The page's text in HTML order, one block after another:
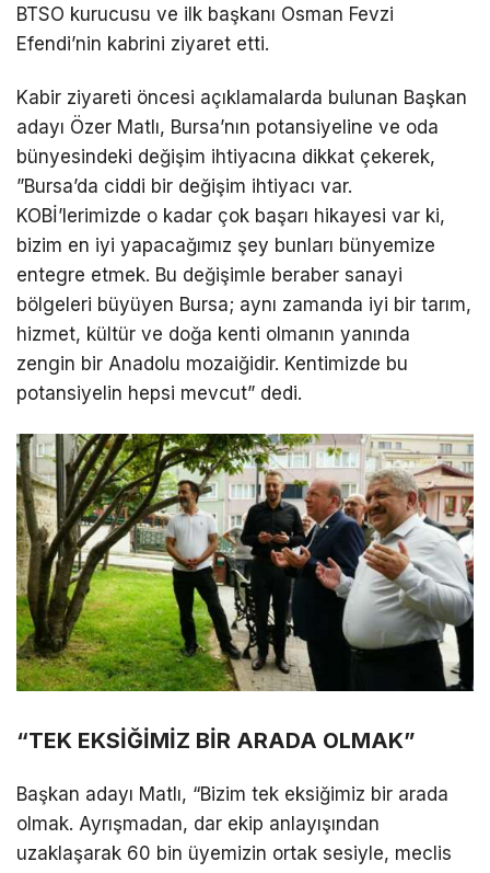
BTSO kurucusu ve ilk başkanı Osman Fevzi
Efendi’nin kabrini ziyaret etti.
​Kabir ziyareti öncesi açıklamalarda bulunan Başkan
adayı Özer Matlı, Bursa’nın potansiyeline ve oda
bünyesindeki değişim ihtiyacına dikkat çekerek, ​
”Bursa’da ciddi bir değişim ihtiyacı var.
KOBİ’lerimizde o kadar çok başarı hikayesi var ki,
bizim en iyi yapacağımız şey bunları bünyemize
entegre etmek. Bu değişimle beraber sanayi
bölgeleri büyüyen Bursa; aynı zamanda iyi bir tarım,
hizmet, kültür ve doğa kenti olmanın yanında
zengin bir Anadolu mozaiğidir. Kentimizde bu
potansiyelin hepsi mevcut” dedi.
“TEK EKSİĞİMİZ BİR ARADA OLMAK”
Başkan adayı Matlı, “​Bizim tek eksiğimiz bir arada
olmak. Ayrışmadan, dar ekip anlayışından
uzaklaşarak 60 bin üyemizin ortak sesiyle, meclis